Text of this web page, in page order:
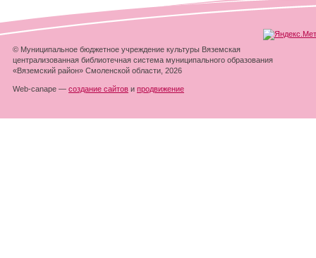
© Муниципальное бюджетное учреждение культуры Вяземская
централизованная библиотечная система муниципального образования
«Вяземский район» Смоленской области, 2026
Web-canape — создание сайтов и продвижение